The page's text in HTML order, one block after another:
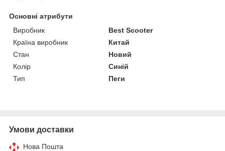
Основні атрибути
Виробник
Best Scooter
Країна виробник
Китай
Стан
Новий
Колір
Синій
Тип
Пеги
Умови доставки
Нова Пошта